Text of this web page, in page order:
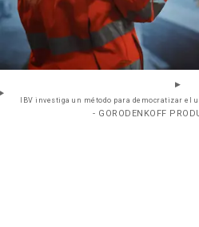
IBV investiga un método para democratizar el
- GORODENKOFF